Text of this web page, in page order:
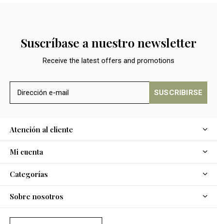
Suscríbase a nuestro newsletter
Receive the latest offers and promotions
SUSCRIBIRSE
Atención al cliente
Mi cuenta
Categorías
Sobre nosotros